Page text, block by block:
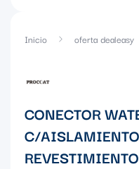
Inicio oferta dealeasy
CONECTOR
C/